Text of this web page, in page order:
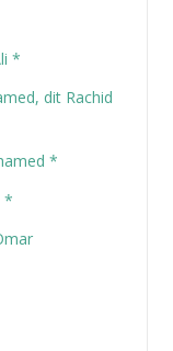
*
dit Rachid
*
*